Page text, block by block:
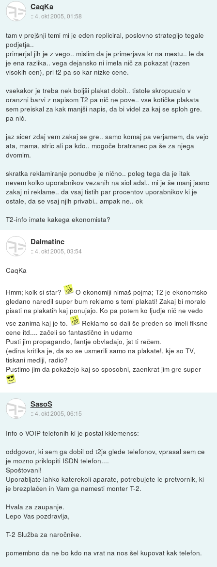
CaqKa
::4. okt 2005, 01:58
tam v prejšnji temi mi je eden repliciral, poslovno strategijo tegale
podjetja..
primerjal jih je z vego.. mislim da je primerjava kr na mestu.. le da
je ena razlika.. vega dejansko ni imela nič za pokazat (razen
visokih cen), pri t2 pa so kar nizke cene.
vsekakor je treba nek boljši plakat dobit.. tistole skropucalo v
oranzni barvi z napisom T2 pa nič ne pove.. vse kotičke plakata
sem preiskal za kak manjši napis, da bi videl za kaj se sploh gre.
pa nič.
jaz sicer zdaj vem zakaj se gre.. samo komaj pa verjamem, da vejo
ata, mama, stric ali pa kdo.. mogoče bratranec pa še za njega
dvomim.
skratka reklamiranje ponudbe je nično.. poleg tega da je itak
nevem kolko uporabnikov vezanih na siol adsl.. mi je še manj jasno
zakaj ni reklame.. da vsaj tistih par procentov uporabnikov ki je
ostale, da se vsaj njih privabi.. ampak ne.. ok
T2-info imate kakega ekonomista?
Dalmatinc
::4. okt 2005, 03:54
CaqKa
Hmm; kolk si star?
O ekonomiji nimaš pojma; T2 je ekonomsko
gledano naredil super bum reklamo s temi plakati! Zakaj bi moralo
pisati na plakatih kaj ponujajo. Ko pa potem ko ljudje nič ne vedo
vse zanima kaj je to.
Reklamo so dali še preden so imeli fiksne
cene itd.... začeli so fantastično in udarno
Pusti jim propagando, fantje obvladajo, jst ti rečem.
(edina kritika je, da so se usmerili samo na plakate!, kje so TV,
tiskani mediji, radio?
Pustimo jim da pokažejo kaj so sposobni, zaenkrat jim gre super
SasoS
::4. okt 2005, 06:15
Info o VOIP telefonih ki je postal kklemenss:
oddgovor, ki sem ga dobil od t2ja glede telefonov, vprasal sem ce
je mozno priklopiti ISDN telefon....
Spoštovani!
Uporabljate lahko katerekoli aparate, potrebujete le pretvornik, ki
je brezplačen in Vam ga namesti monter T-2.
Hvala za zaupanje.
Lepo Vas pozdravlja,
T-2 Služba za naročnike.
pomembno da ne bo kdo na vrat na nos šel kupovat kak telefon.